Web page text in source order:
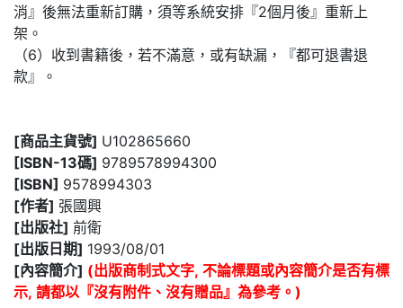
消』後無法重新訂購，須等系統安排『2個月後』重新上
架。
（6）收到書籍後，若不滿意，或有缺漏，『都可退書退
款』。
[商品主貨號] U102865660
[ISBN-13碼] 9789578994300
[ISBN] 9578994303
[作者] 張國興
[出版社] 前衛
[出版日期] 1993/08/01
[內容簡介] (出版商制式文字, 不論標題或內容簡介是否有標
示, 請都以『沒有附件、沒有贈品』為參考。)